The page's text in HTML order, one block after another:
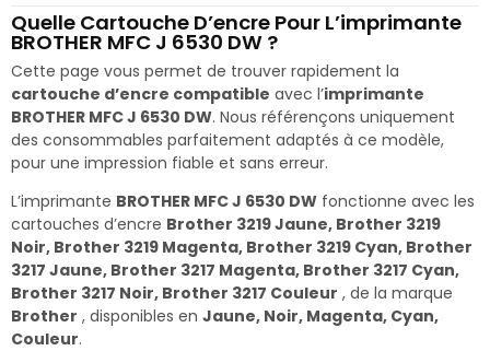
Quelle Cartouche D’encre Pour L’imprimante
BROTHER MFC J 6530 DW ?
Cette page vous permet de trouver rapidement la
cartouche d’encre compatible avec l’imprimante
BROTHER MFC J 6530 DW. Nous référençons uniquement
des consommables parfaitement adaptés à ce modèle,
pour une impression fiable et sans erreur.
L’imprimante BROTHER MFC J 6530 DW fonctionne avec les
cartouches d’encre Brother 3219 Jaune, Brother 3219
Noir, Brother 3219 Magenta, Brother 3219 Cyan, Brother
3217 Jaune, Brother 3217 Magenta, Brother 3217 Cyan,
Brother 3217 Noir, Brother 3217 Couleur , de la marque
Brother , disponibles en Jaune, Noir, Magenta, Cyan,
Couleur.